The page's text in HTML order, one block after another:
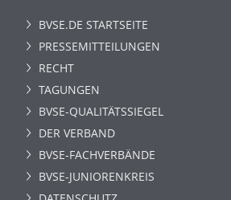
BVSE.DE STARTSEITE
PRESSEMITTEILUNGEN
RECHT
TAGUNGEN
BVSE-QUALITÄTSSIEGEL
DER VERBAND
BVSE-FACHVERBÄNDE
BVSE-JUNIORENKREIS